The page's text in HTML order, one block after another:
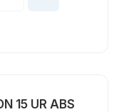
15 UR ABS